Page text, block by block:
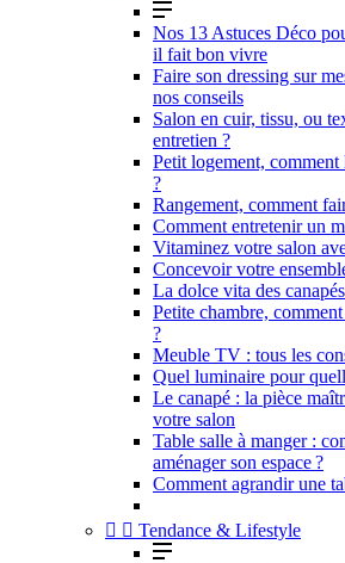
Nos 13 Astuces Déco
il fait bon vivre
Faire son dressing sur
nos conseils
Salon en cuir, tissu, ou
entretien ?
Petit logement, comment
?
Rangement, comment
Comment entretenir un
Vitaminez votre salon
Concevoir votre
La dolce vita des
Petite chambre,
?
Meuble TV : tous les
Quel luminaire pour
Le canapé : la pièce
votre salon
Table salle à manger :
aménager son espace ?
Comment agrandir une
  Tendance & Lifestyle